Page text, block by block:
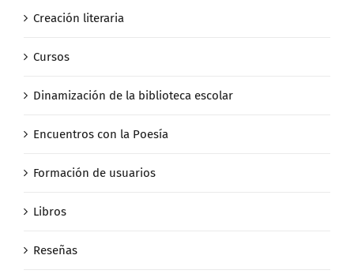
Creación literaria
Cursos
Dinamización de la biblioteca escolar
Encuentros con la Poesía
Formación de usuarios
Libros
Reseñas